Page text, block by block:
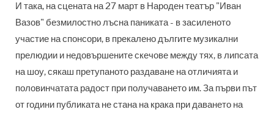
И така, на сцената на 27 март в Народен театър "Иван
Вазов" безмилостно лъсна паниката - в засиленото
участие на спонсори, в прекалено дългите музикални
прелюдии и недовършените скечове между тях, в липсата
на шоу, сякаш претупаното раздаване на отличията и
половинчатата радост при получаването им. За първи път
от години публиката не стана на крака при даването на